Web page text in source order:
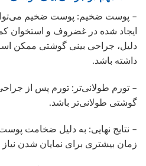
– پوست ضخیم: پوست ضخیم
ایجاد شده در غضروف و استخوان
دلیل، جراحی بینی گوشتی ممکن است
داشته باشد.
– تورم طولانی‌تر: تورم پس از
گوشتی طولانی‌تر باشد.
– نتایج نهایی: به دلیل ضخامت
زمان بیشتری برای نمایان شدن نیاز